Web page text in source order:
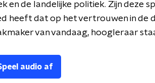
en de landelijke politiek. Zijn deze
heeft dat op het vertrouwen in de
van vandaag, hoogleraar
audio af